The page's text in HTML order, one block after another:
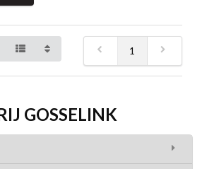
1
GOSSELINK